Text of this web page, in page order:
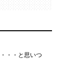
・・と思いつ